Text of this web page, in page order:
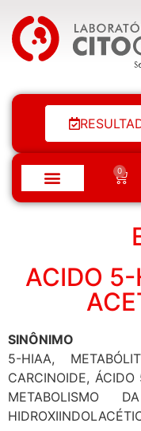
Laboratório
0
ACIDO
SINÔNIMO
5-HIAA,
CARCINOIDE,
METABOLISMO